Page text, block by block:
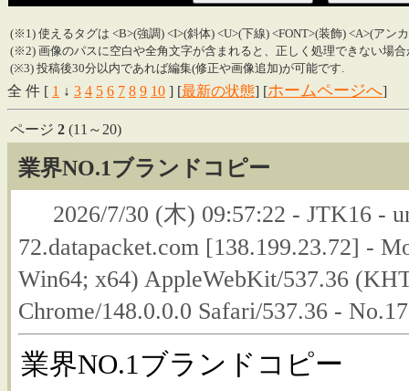
(※1) 使えるタグは <B>(強調) <I>(斜体) <U>(下線) <FONT>(装飾) <A>(アン
(※2) 画像のパスに空白や全角文字が含まれると、正しく処理できない場合
(※3) 投稿後30分以内であれば編集(修正や画像追加)が可能です.
全 件 [ 1 ↓ 3 4 5 6 7 8 9 10 ] [最新の状態] [ホームページへ]
ページ 2 (11～20)
業界NO.1ブランドコピー
2026/7/30 (木) 09:57:22 - JTK16 -
72.datapacket.com [138.199.23.72] -
Win64; x64) AppleWebKit/537.36
Chrome/148.0.0.0 Safari/537.36 -
業界NO.1ブランドコピー